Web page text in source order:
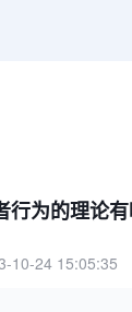
行为的理论有
10-24 15:05:35